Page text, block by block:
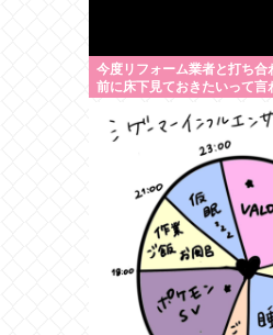
今度リフォーム業者と打ち合
前に床下見ておきたいって言